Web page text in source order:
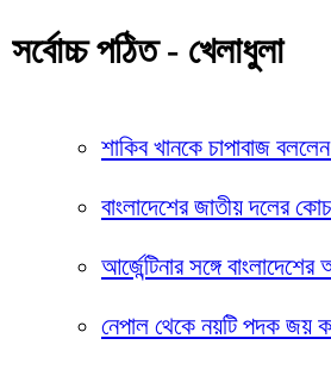
সর্বোচ্চ পঠিত - খেলাধুলা
শাকিব খানকে চাপাবাজ
বাংলাদেশের জাতীয় দলের
আর্জেন্টিনার সঙ্গে
নেপাল থেকে নয়টি পদক জয়